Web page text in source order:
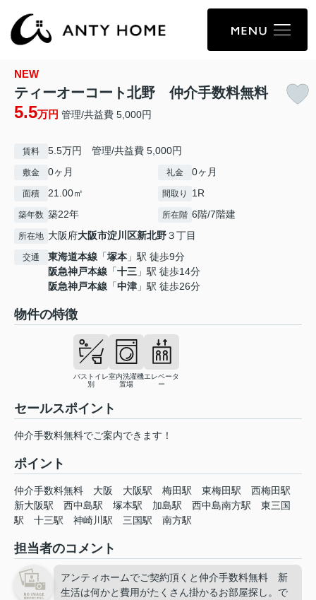
NEW
ティーオーコート北野 仲介手数料無料
5.5万円 管理/共益費 5,000円
賃料 5.5万円 管理/共益費 5,000円
敷金 0ヶ月 礼金 0ヶ月
面積 21.00㎡ 間取り 1R
築年数 築22年 所在階 6階/7階建
所在地 大阪府大阪市淀川区新北野３丁目
交通 東海道本線 「塚本 」駅 徒歩9分
阪急神戸本線 「十三 」駅 徒歩14分
阪急神戸本線 「中津 」駅 徒歩26分
物件の特徴
バストイレ
別
室内洗濯機
置場
エレベータ
ー
セールスポイント
仲介手数料無料でご案内できます！
ポイント
仲介手数料無料 大阪 大阪駅 梅田駅 東梅田駅
西梅田駅
新大阪駅
西中島駅 塚本駅 加島駅 西中島南方駅
東三国
駅
十三駅 神崎川駅 三国駅 南方駅
担当者のコメント
アンティホームでご契約頂くと仲介手数料無料 新
生活は何かと費用がたくさん掛かるお部屋探し。で